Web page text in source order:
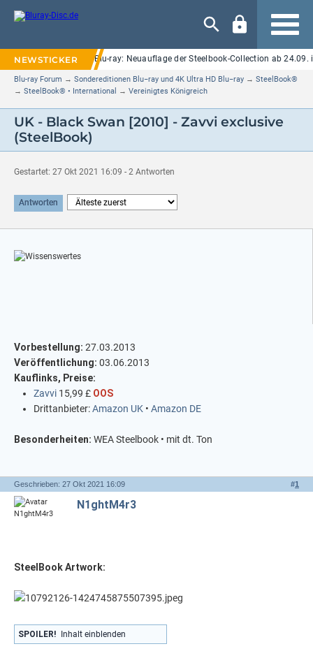
Navigation
Elm Street" auf UHD Blu-ray: Neuauflage der Steelbook-Collection ab 24.09.
Blu-ray Forum → Sondereditionen Blu−ray und 4K Ultra HD Blu−ray → SteelBook®
→ SteelBook® • International → Vereinigtes Königreich
UK - Black Swan [2010] - Zavvi exclusive
(SteelBook)
Gestartet: 27 Okt 2021 16:09 - 2 Antworten
Antworten
Vorbestellung: 27.03.2013
Veröffentlichung: 03.06.2013
Kauflinks, Preise:
Zavvi 15,99 £ OOS
Drittanbieter:Amazon UK • Amazon DE
Besonderheiten: WEA Steelbook • mit dt. Ton
#1
Geschrieben: 27 Okt 2021 16:09
N1ghtM4r3
SteelBook Artwork:
SPOILER! Inhalt einblenden